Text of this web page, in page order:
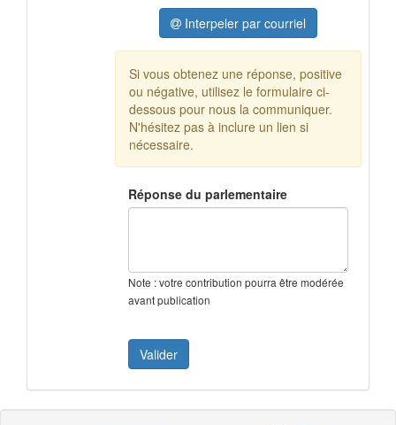
Interpeler par courriel
Si vous obtenez une réponse, positive
ou négative, utilisez le formulaire ci-
dessous pour nous la communiquer.
N'hésitez pas à inclure un lien si
nécessaire.
Réponse du parlementaire
Note : votre contribution pourra être modérée
avant publication